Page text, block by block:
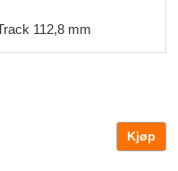
112,8 mm